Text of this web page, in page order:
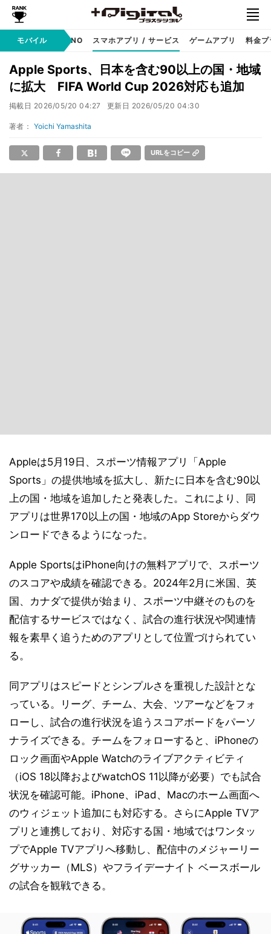
モバイル
携帯キャリア MVNO スマホアプリ / サービス ゲームアプリ 料金プ
Apple Sports、日本を含む90以上の国・地域
に拡大 FIFA World Cup 2026対応も追加
掲載日 2026/05/20 04:27 更新日 2026/05/20 04:30
著者： Yoichi Yamashita
URLをコピー
Appleは5月19日、スポーツ情報アプリ「Apple
Sports」の提供地域を拡大し、新たに日本を含む90以
上の国・地域を追加したと発表した。これにより、同
アプリは世界170以上の国・地域のApp Storeからダウ
ンロードできるようになった。
Apple SportsはiPhone向けの無料アプリで、スポーツ
のスコアや成績を確認できる。2024年2月に米国、英
国、カナダで提供が始まり、スポーツ中継そのものを
配信するサービスではなく、試合の進行状況や関連情
報を素早く追うためのアプリとして位置づけられてい
る。
同アプリはスピードとシンプルさを重視した設計とな
っている。リーグ、チーム、大会、ツアーなどをフォ
ローし、試合の進行状況を追うスコアボードをパーソ
ナライズできる。チームをフォローすると、iPhoneの
ロック画面やApple Watchのライブアクティビティ
（iOS 18以降およびwatchOS 11以降が必要）でも試合
状況を確認可能。iPhone、iPad、Macのホーム画面へ
のウィジェット追加にも対応する。さらにApple TVア
プリと連携しており、対応する国・地域ではワンタッ
プでApple TVアプリへ移動し、配信中のメジャーリー
グサッカー（MLS）やフライデーナイト ベースボール
の試合を観戦できる。